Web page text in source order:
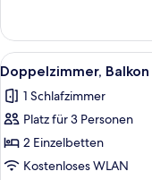
Alle
Fotos
für
Doppelzimmer,
Balkon
anzeigen
6
Doppelzimmer, Balkon
1 Schlafzimmer
Platz für 3 Personen
2 Einzelbetten
Kostenloses WLAN